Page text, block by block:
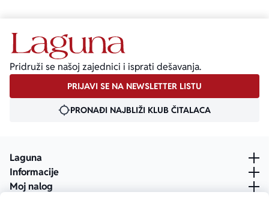
Pridruži se našoj zajednici i isprati dešavanja.
PRIJAVI SE NA NEWSLETTER LISTU
PRONAĐI NAJBLIŽI KLUB ČITALACA
Laguna
Informacije
Moj nalog